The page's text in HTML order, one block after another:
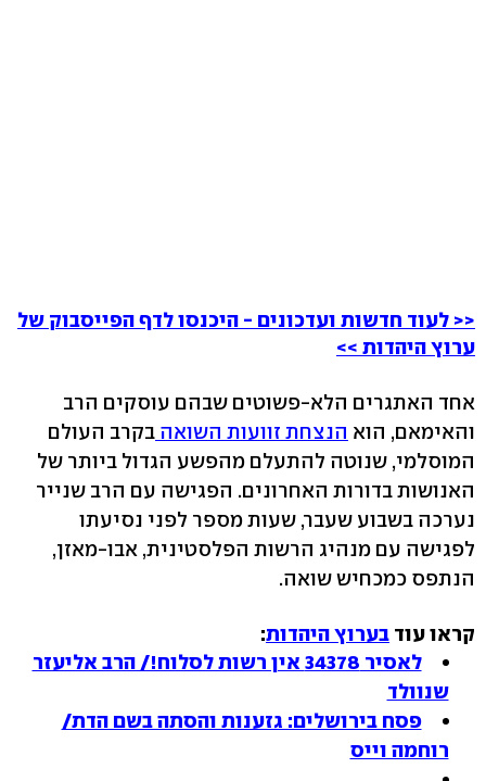
<< לעוד חדשות ועדכונים - היכנסו לדף הפייסבוק של
ערוץ היהדות >>
אחד האתגרים הלא-פשוטים שבהם עוסקים הרב
והאימאם, הוא הנצחת זוועות השואה בקרב העולם
המוסלמי, שנוטה להתעלם מהפשע הגדול ביותר של
האנושות בדורות האחרונים. הפגישה עם הרב שנייר
נערכה בשבוע שעבר, שעות מספר לפני נסיעתו
לפגישה עם מנהיג הרשות הפלסטינית, אבו-מאזן,
הנתפס כמכחיש שואה.
קראו עוד בערוץ היהדות:
לאסיר 34378 אין רשות לסלוח!/ הרב אליעזר
שנוולד
פסח בירושלים: גזענות והסתה בשם הדת/
רוחמה וייס